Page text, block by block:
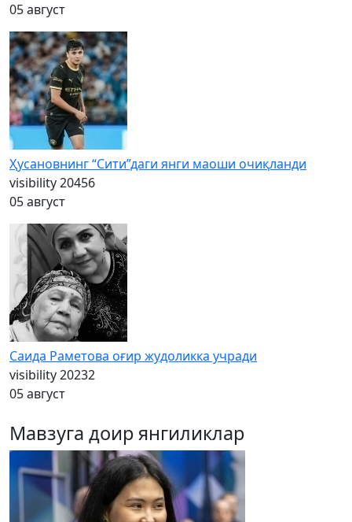
05 август
Ҳусановнинг “Сити”даги янги маоши очиқланди
visibility20456
05 август
Саида Раметова оғир жудоликка учради
visibility20232
05 август
Мавзуга доир янгиликлар